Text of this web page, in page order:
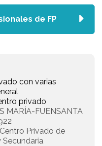
con varias
privado
MARÍA-FUENSANTA
Centro Privado de
Secundaria
de FP